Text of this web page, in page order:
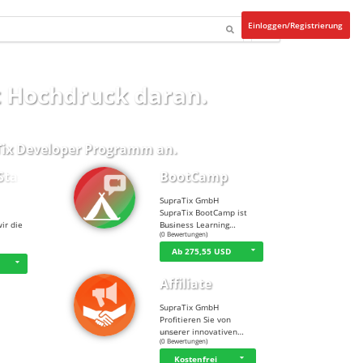
Einloggen/Registrierung
daran.
Developer Programman.
die
BootCamp
SupraTix GmbH
SupraTix BootCamp ist
Business Learning…
☆☆☆☆☆
(0 Bewertungen)
Ab 275,55 USD
Affiliate
SupraTix GmbH
Profitieren Sie von
unserer innovativen…
☆ ☆☆☆☆
(0 Bewertungen)
Kostenfrei